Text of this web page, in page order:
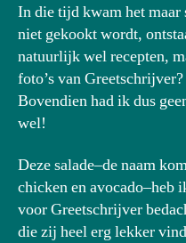
In die tijd kwam het maar
niet gekookt wordt,
natuurlijk wel recepten,
foto’s van
Bovendien had ik dus
wel!
Deze salade–de naam
chicken en avocado–heb
voor Greetschrijver
die zij heel erg lekker